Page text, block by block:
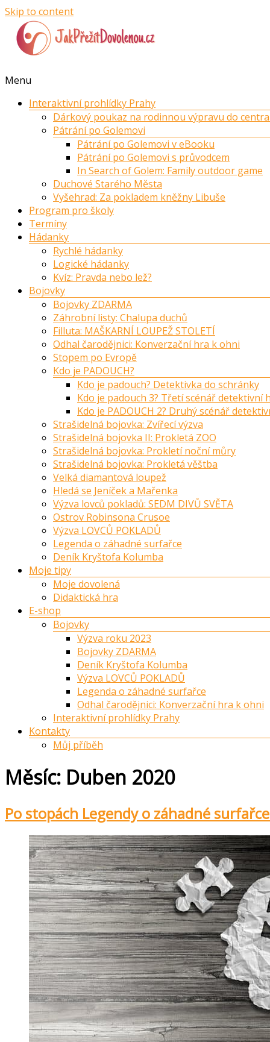
Skip to content
Menu
Interaktivní prohlídky Prahy
Dárkový poukaz na rodinnou výpravu do
Pátrání po Golemovi
Pátrání po Golemovi v eBooku
Pátrání po Golemovi s průvodcem
In Search of Golem: Family outdoor game
Duchové Starého Města
Vyšehrad: Za pokladem kněžny Libuše
Program pro školy
Termíny
Hádanky
Rychlé hádanky
Logické hádanky
Kvíz: Pravda nebo lež?
Bojovky
Bojovky ZDARMA
Záhrobní listy: Chalupa duchů
Filluta: MAŠKARNÍ LOUPEŽ STOLETÍ
Odhal čarodějnici: Konverzační hra k ohni
Stopem po Evropě
Kdo je PADOUCH?
Kdo je padouch? Detektivka do schránky
Kdo je padouch 3? Třetí scénář detektivní
Kdo je PADOUCH 2? Druhý scénář
Strašidelná bojovka: Zvířecí výzva
Strašidelná bojovka II: Prokletá ZOO
Strašidelná bojovka: Prokletí noční můry
Strašidelná bojovka: Prokletá věštba
Velká diamantová loupež
Hledá se Jeníček a Mařenka
Výzva lovců pokladů: SEDM DIVŮ SVĚTA
Ostrov Robinsona Crusoe
Výzva LOVCŮ POKLADŮ
Legenda o záhadné surfařce
Deník Kryštofa Kolumba
Moje tipy
Moje dovolená
Didaktická hra
E-shop
Bojovky
Výzva roku 2023
Bojovky ZDARMA
Deník Kryštofa Kolumba
Výzva LOVCŮ POKLADŮ
Legenda o záhadné surfařce
Odhal čarodějnici: Konverzační hra k ohni
Interaktivní prohlídky Prahy
Kontakty
Můj příběh
Měsíc: Duben 2020
Po stopách Legendy o záhadné